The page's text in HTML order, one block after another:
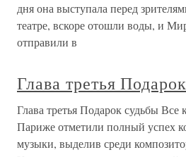
дня она выступала перед
театре, вскоре отошли воды, и
отправили в
Глава третья
Глава третья Подарок судьбы Все
Париже отметили полный успех
музыки, выделив среди